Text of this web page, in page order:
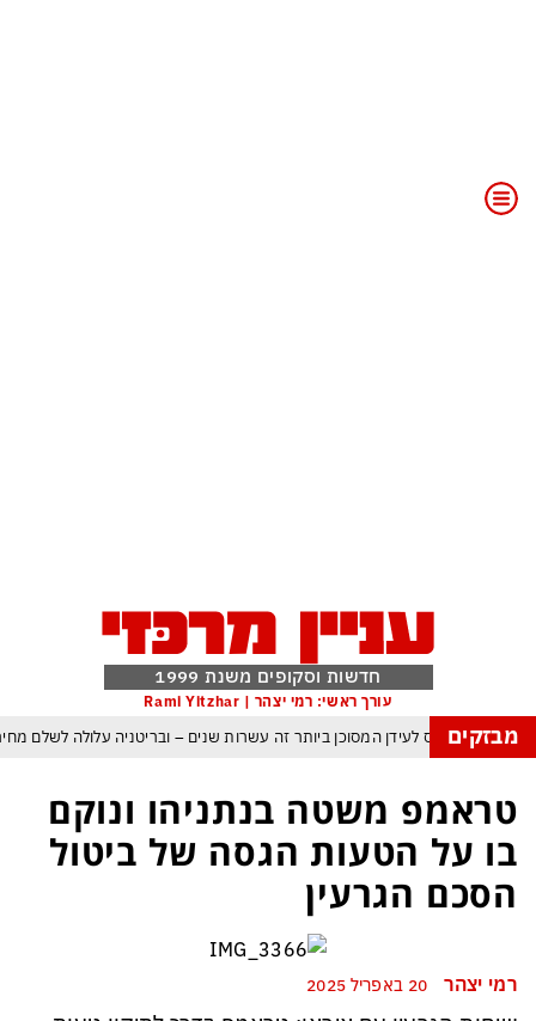
חדשות וסקופים משנת 1999
עורך ראשי: רמי יצהר | Rami Yitzhar
מבזקיםהעולם נכנס לעידן המסוכן ביותר זה עשרות שנים – ובריטניה עלולה לשלם
מי היה מאמין שבאר שבע תנצח את הכוכב האדום?
להתקפה ומיירטים להגנה – טראמפ נשאר רק עם ציוצי האיום המגוחכים שלא
גרדום כמדיניות: כך הפכה ההוצאה להורג לכלי ההרתעה המרכזי של המשטר
טראמפ, א-סיסי, ארדואן ושליט קטאר מכנסים פגישת ״כיפה אדומה״ לנתניהו
טראמפ משטה בנתניהו ונוקם
בו על הטעות הגסה של ביטול
הסכם הגרעין
רמי יצהר